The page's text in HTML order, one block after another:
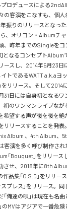
ロデュースによる
の客演をこなすも、個
振りのリリースとなっ
ら、オリコン・Albumチ
、昨年までのSingleをコ
となるコンセプトAlbum
ースし、2014年5月23日
イトであるWATT a.k.aヨ
リリース。そして2014
31日には自身初となる
初のワンマンライブなが
希望する声が後を後を絶
リリースすることを発
Album 、4th Album、
客演を多く呼び制作さ
「Bouquet」をリリー
させ、2018年に8th
品集「O.S.D」をリリー
プレス」をリリース。
「俺達の唄」は現在も名
のMVはアジアで一番危